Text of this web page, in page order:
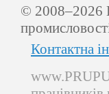
© 2008–2026
Контактна